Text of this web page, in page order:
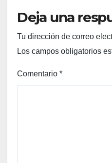
Deja una
Tu dirección de correo
Los campos obligatorios
Comentario *